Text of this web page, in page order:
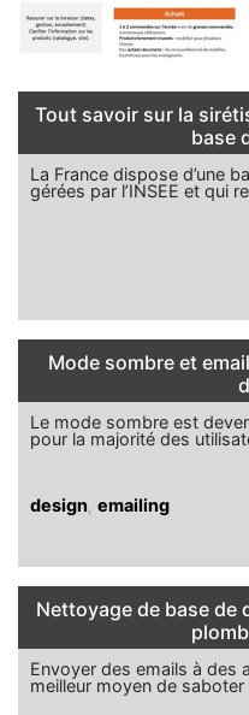
Tout savoir sur la
base
La France dispose d’une
gérées par l’INSEE et qui
Mode sombre et
Le mode sombre est
pour la majorité des
design emailing
Nettoyage de base de
Envoyer des emails à des
meilleur moyen de